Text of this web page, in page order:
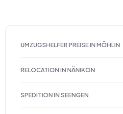
UMZUGSHELFER PREISE IN MÖHLIN
RELOCATION IN NÄNIKON
SPEDITION IN SEENGEN